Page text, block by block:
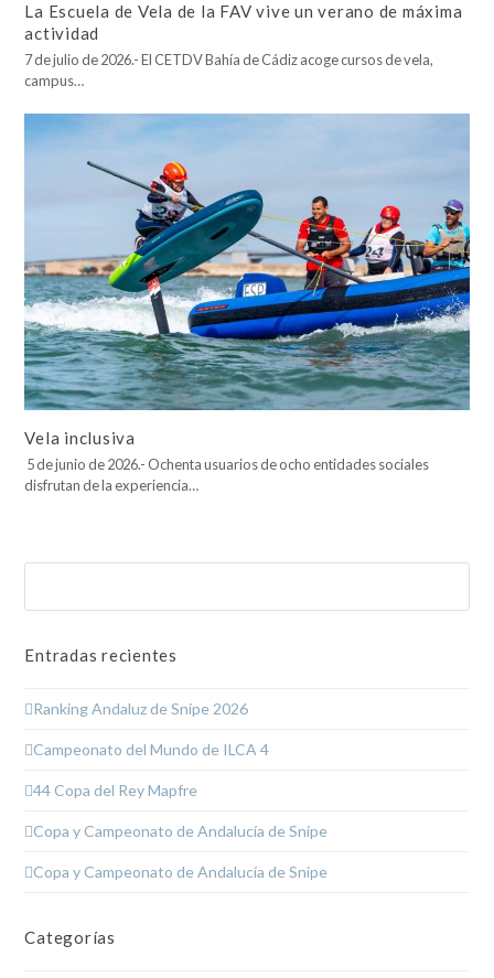
La Escuela de Vela de la FAV vive un verano de máxima
actividad
7 de julio de 2026.- El CETDV Bahía de Cádiz acoge cursos de vela,
campus…
Vela inclusiva
5 de junio de 2026.- Ochenta usuarios de ocho entidades sociales
disfrutan de la experiencia…
Entradas recientes
Ranking Andaluz de Snipe 2026
Campeonato del Mundo de ILCA 4
44 Copa del Rey Mapfre
Copa y Campeonato de Andalucía de Snipe
Copa y Campeonato de Andalucía de Snipe
Categorías